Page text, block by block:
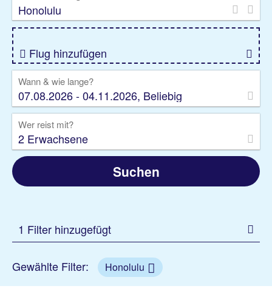
Gruppenreise
Camper Privattransfer
Flug hinzufügen
Wann & wie lange?
07.08.2026 - 04.11.2026, Beliebig
Wer reist mit?
2 Erwachsene
Suchen
1 Filter hinzugefügt
Gewählte Filter: Honolulu